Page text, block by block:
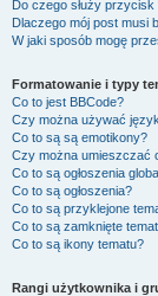
Do czego służy
Dlaczego mój post musi
W jaki sposób mogę
Formatowanie i typy
Co to jest BBCode?
Czy można używać
Co to są są emotikony?
Czy można umieszczać
Co to są ogłoszenia
Co to są ogłoszenia?
Co to są przyklejone
Co to są zamknięte
Co to są ikony tematu?
Rangi użytkownika i